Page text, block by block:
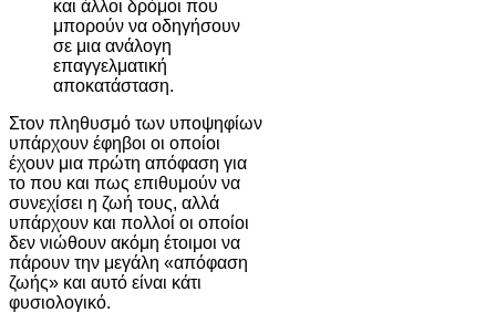
και άλλοι δρόμοι που
μπορούν να οδηγήσουν
σε μια ανάλογη
επαγγελματική
αποκατάσταση.
Στον πληθυσμό των υποψηφίων
υπάρχουν έφηβοι οι οποίοι
έχουν μια πρώτη απόφαση για
το που και πως επιθυμούν να
συνεχίσει η ζωή τους, αλλά
υπάρχουν και πολλοί οι οποίοι
δεν νιώθουν ακόμη έτοιμοι να
πάρουν την μεγάλη «απόφαση
ζωής» και αυτό είναι κάτι
φυσιολογικό.